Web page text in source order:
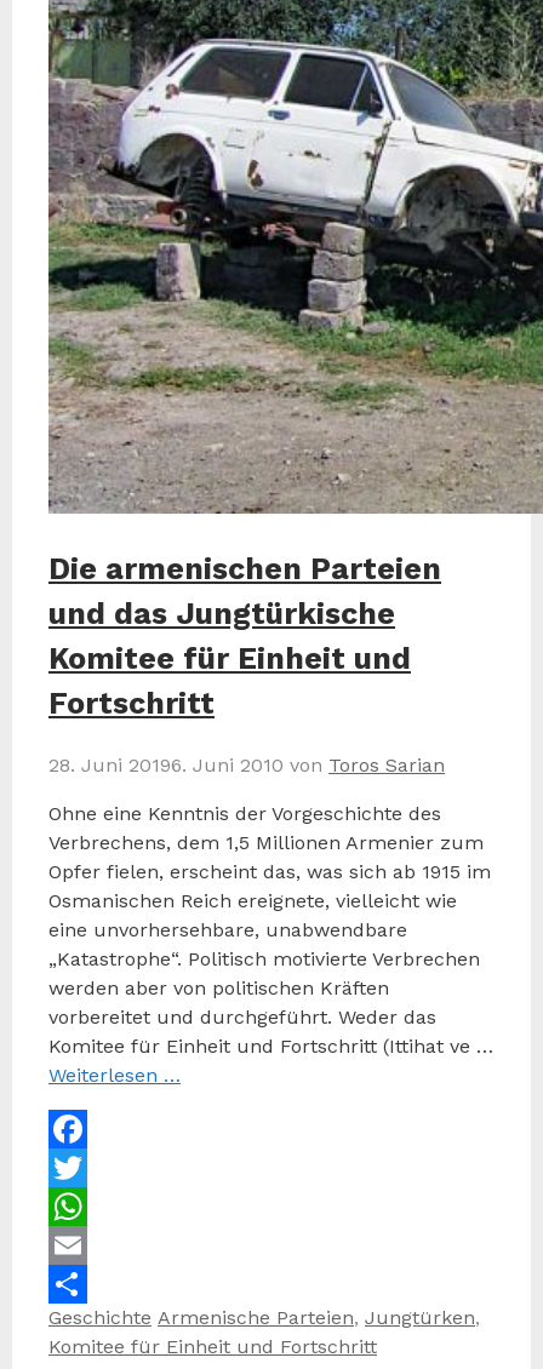
Die armenischen Parteien
und das Jungtürkische
Komitee für Einheit und
Fortschritt
28. Juni 20196. Juni 2010 von Toros Sarian
Ohne eine Kenntnis der Vorgeschichte des
Verbrechens, dem 1,5 Millionen Armenier zum
Opfer fielen, erscheint das, was sich ab 1915 im
Osmanischen Reich ereignete, vielleicht wie
eine unvorhersehbare, unabwendbare
„Katastrophe“. Politisch motivierte Verbrechen
werden aber von politischen Kräften
vorbereitet und durchgeführt. Weder das
Komitee für Einheit und Fortschritt (Ittihat ve …
Weiterlesen …
Facebook
Twitter
WhatsApp
Email
Teilen
Kategorien
Geschichte Schlagwörter
Armenische Parteien, Jungtürken,
Komitee für Einheit und Fortschritt